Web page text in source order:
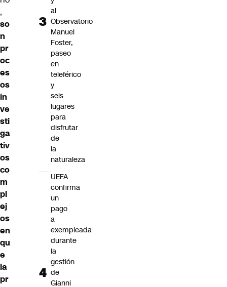
,
so
n
pr
oc
es
os
in
ve
sti
ga
tiv
os
co
m
pl
ej
os
en
qu
e
la
pr
al
Observatorio
Manuel
Foster,
paseo
en
teleférico
y
seis
lugares
para
disfrutar
de
la
naturaleza
UEFA
confirma
un
pago
a
exempleada
durante
la
gestión
de
Gianni